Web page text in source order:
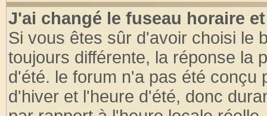
J'ai changé le fuseau horaire
Si vous êtes sûr d'avoir choisi le
toujours différente, la réponse la
d'été. le forum n'a pas été conçu
d'hiver et l'heure d'été, donc